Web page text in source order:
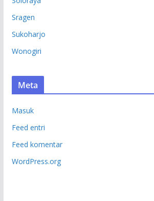
Sragen
Sukoharjo
Wonogiri
Meta
Masuk
Feed entri
Feed komentar
WordPress.org